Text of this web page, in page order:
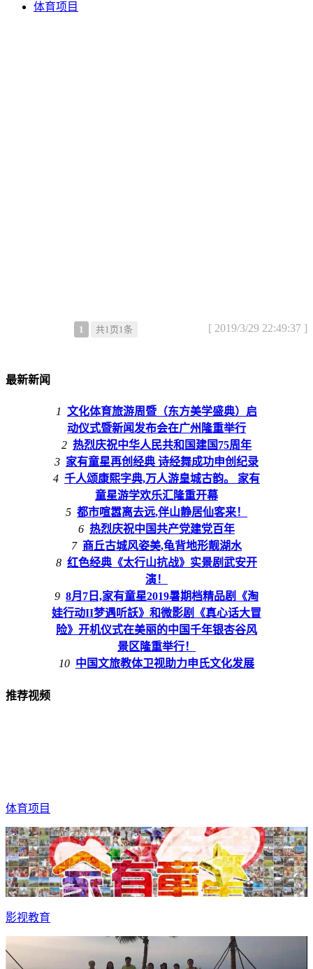
体育项目
[ 2019/3/29 22:49:37 ]
1 共1页1条
最新新闻
1 文化体育旅游周暨（东方美学盛典）启
动仪式暨新闻发布会在广州隆重举行
2 热烈庆祝中华人民共和国建国75周年
3 家有童星再创经典 诗经舞成功申创纪录
4 千人颂康熙字典,万人游皇城古韵。 家有
童星游学欢乐汇隆重开幕
5 都市喧嚣离去远,伴山静居仙客来！
6 热烈庆祝中国共产党建党百年
7 商丘古城风姿美,龟背地形靓湖水
8 红色经典《太行山抗战》实景剧武安开
演！
9 8月7日,家有童星2019暑期档精品剧《淘
娃行动II梦遇听訞》和微影剧《真心话大冒
险》开机仪式在美丽的中国千年银杏谷风
景区隆重举行！
10 中国文旅教体卫视助力申氏文化发展
推荐视频
体育项目
影视教育